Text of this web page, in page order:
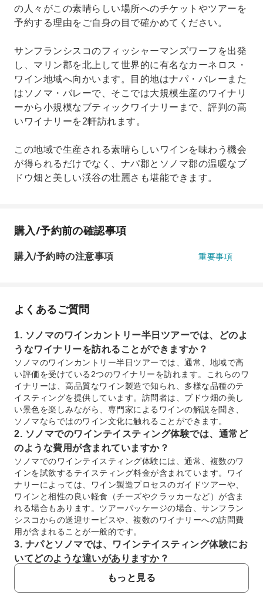
の人々がこの素晴らしい場所へのチケットやツアーを
予約する理由をご自身の目で確かめてください。
サンフランシスコのフィッシャーマンズワーフを出発
し、マリン郡を北上して世界的に有名なカーネロス・
ワイン地域へ向かいます。目的地はナパ・バレーまた
はソノマ・バレーで、そこでは大規模生産のワイナリ
ーから小規模なブティックワイナリーまで、評判の高
いワイナリーを2軒訪れます。
この地域で生産される素晴らしいワインを味わう機会
が得られるだけでなく、ナパ郡とソノマ郡の温暖なブ
ドウ畑と美しい渓谷の壮麗さも堪能できます。
購入/予約前の確認事項
購入/予約時の注意事項 重要事項
よくあるご質問
1. ソノマのワインカントリー半日ツアーでは、どのよ
うなワイナリーを訪れることができますか？
ソノマのワインカントリー半日ツアーでは、通常、地域で高
い評価を受けている2つのワイナリーを訪れます。これらのワ
イナリーは、高品質なワイン製造で知られ、多様な品種のテ
イスティングを提供しています。訪問者は、ブドウ畑の美し
い景色を楽しみながら、専門家によるワインの解説を聞き、
ソノマならではのワイン文化に触れることができます。
2. ソノマでのワインテイスティング体験では、通常ど
のような費用が含まれていますか？
ソノマでのワインテイスティング体験には、通常、複数のワ
インを試飲するテイスティング料金が含まれています。ワイ
ナリーによっては、ワイン製造プロセスのガイドツアーや、
ワインと相性の良い軽食（チーズやクラッカーなど）が含ま
れる場合もあります。ツアーパッケージの場合、サンフラン
シスコからの送迎サービスや、複数のワイナリーへの訪問費
用が含まれることが一般的です。
3. ナパとソノマでは、ワインテイスティング体験にお
いてどのような違いがありますか？
ナパは大規模で豪華なワイナリーが多く、カベルネ・ソーヴ
ィニヨンで有名です。一方、ソノマはより素朴で多様なブド
ウ品種（ピノ・ノワール、シャルドネ、ジンファンデルな
もっと見る